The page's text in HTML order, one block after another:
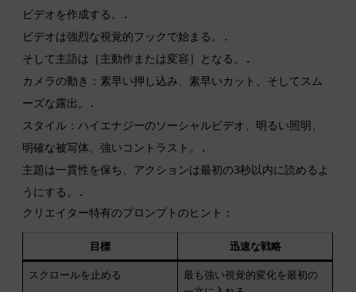
ビデオを作成する。.
ビデオは強烈な視覚的フックで始まる。.
そして主語は［主動作または変容］となる。.
カメラの動き：素早い押し込み、素早いカット、そしてスム
ーズな露出。.
スタイル：ハイエナジーのソーシャルビデオ、明るい照明、
明確な被写体、強いコントラスト。.
主題は一貫性を保ち、アクションは最初の3秒以内に読めるよ
うにする。.
クリエイター特有のプロンプトのヒント：
目標 迅速な戦略
スクロールを止める
最も強い視覚的変化を最初の